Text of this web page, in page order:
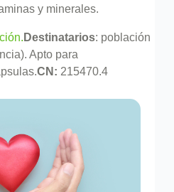
y minerales.
Destinatarios: población
Apto para
CN: 215470.4